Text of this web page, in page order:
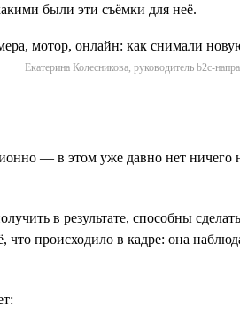
были эти съёмки для неё.
Екатерина Колесникова, руководитель b2c-
— в этом уже давно нет
в результате, способны
происходило в кадре: она